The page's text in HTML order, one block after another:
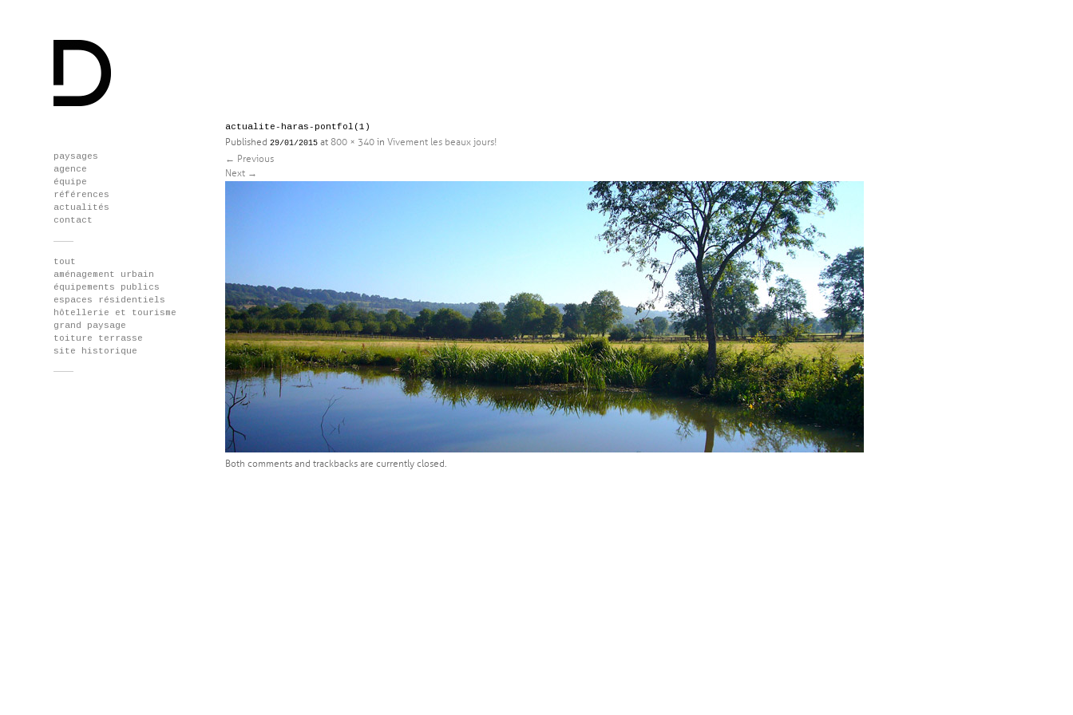
Skip
to
content
paysages
agence
équipe
références
actualités
contact
tout
aménagement urbain
équipements publics
espaces résidentiels
hôtellerie et tourisme
grand paysage
toiture terrasse
site historique
actualite-haras-pontfol(1)
Published29/01/2015 at800 × 340 inVivement les beaux jours!
← Previous
Next →
Both comments and trackbacks are currently closed.